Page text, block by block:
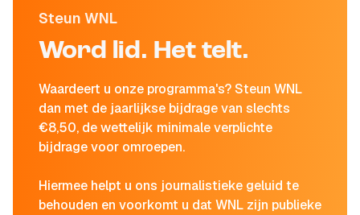
Steun WNL
Word lid. Het telt.
Waardeert u onze programma's? Steun WNL
dan met de jaarlijkse bijdrage van slechts
€8,50, de wettelijk minimale verplichte
bijdrage voor omroepen.
Hiermee helpt u ons journalistieke geluid te
behouden en voorkomt u dat WNL zijn publieke